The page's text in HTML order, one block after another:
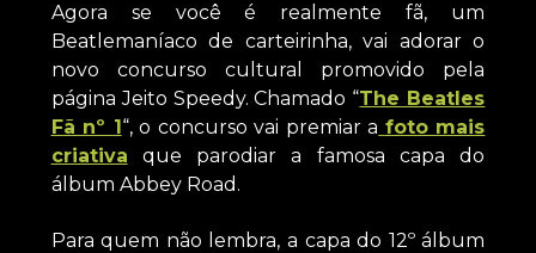
Agora se você é realmente fã, um
Beatlemaníaco de carteirinha, vai adorar o
novo concurso cultural promovido pela
página Jeito Speedy. Chamado “The Beatles
Fã nº 1“, o concurso vai premiar a foto mais
criativa que parodiar a famosa capa do
álbum Abbey Road.
Para quem não lembra, a capa do 12º álbum